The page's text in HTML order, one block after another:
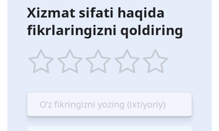
Xizmat sifati haqida
fikrlaringizni qoldiring
star
Terrible
stars
—
Bad
stars
—
OK
stars
—
Good
stars
—
Excellent